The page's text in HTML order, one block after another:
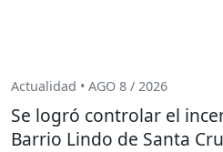
Actualidad • AGO 8 / 2026
Se logró controlar el
Barrio Lindo de Santa